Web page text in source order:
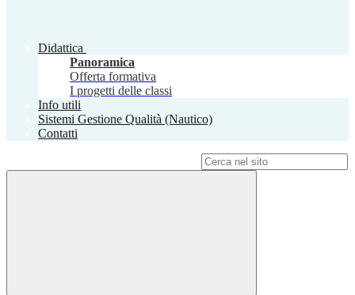
Didattica
Panoramica
Offerta formativa
I progetti delle classi
Info utili
Sistemi Gestione Qualità (Nautico)
Contatti